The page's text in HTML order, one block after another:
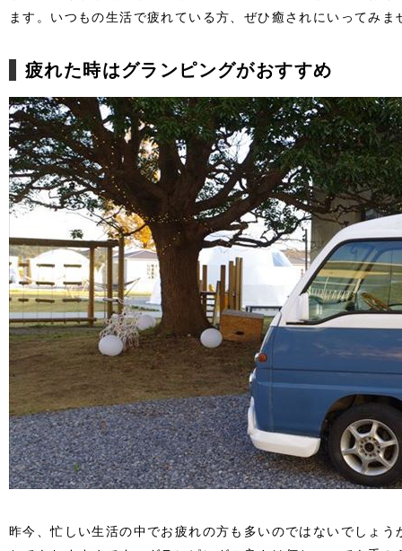
ます。いつもの生活で疲れている方、ぜひ癒されにいってみま
疲れた時はグランピングがおすすめ
昨今、忙しい生活の中でお疲れの方も多いのではないでしょう